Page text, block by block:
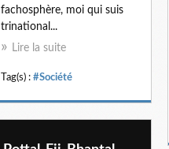
fachosphère, moi qui suis
trinational...
Lire la suite
Tag(s) : #Société